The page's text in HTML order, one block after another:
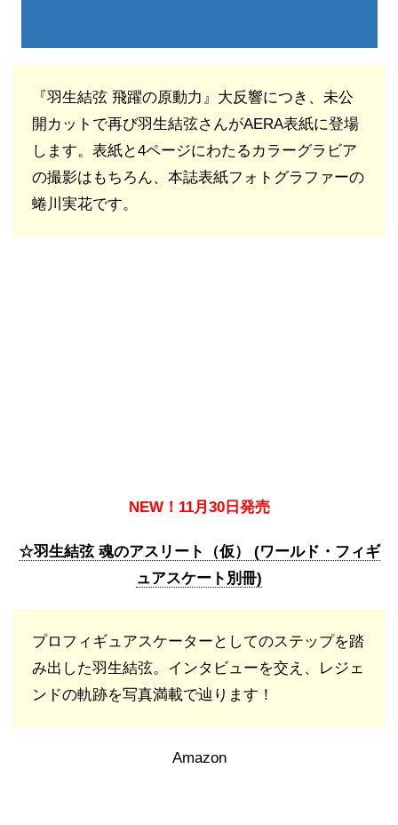
『羽生結弦 飛躍の原動力』大反響につき、未公
開カットで再び羽生結弦さんがAERA表紙に登場
します。表紙と4ページにわたるカラーグラビア
の撮影はもちろん、本誌表紙フォトグラファーの
蜷川実花です。
NEW！11月30日発売
☆羽生結弦 魂のアスリート（仮） (ワールド・フィギ
ュアスケート別冊)
プロフィギュアスケーターとしてのステップを踏
み出した羽生結弦。インタビューを交え、レジェ
ンドの軌跡を写真満載で辿ります！
Amazon